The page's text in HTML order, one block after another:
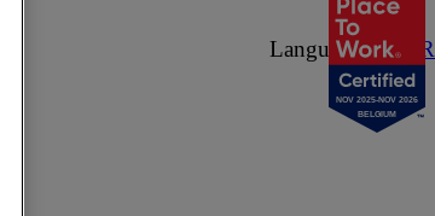
Langue :NL/ FR
NOV 2025-NOV 2026
BELGIUM